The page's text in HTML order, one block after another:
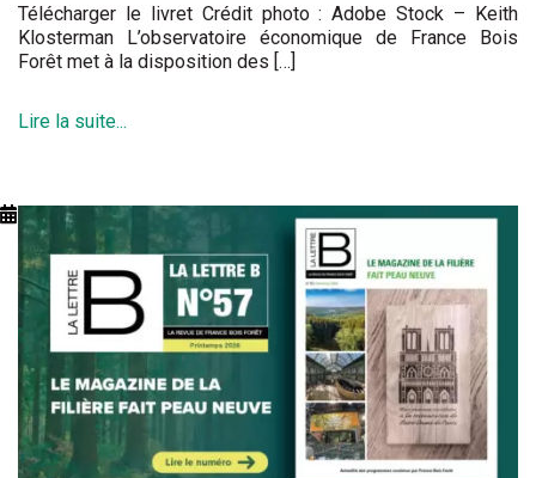
Télécharger le livret Crédit photo : Adobe Stock – Keith
Klosterman L’observatoire économique de France Bois
Forêt met à la disposition des […]
Lire la suite...